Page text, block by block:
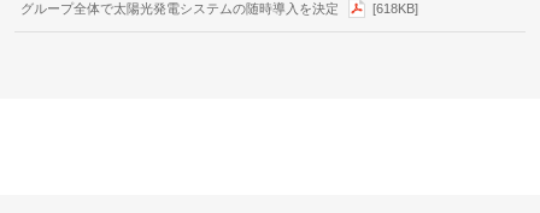
グループ全体で太陽光発電システムの随時導入を決定 [618KB]